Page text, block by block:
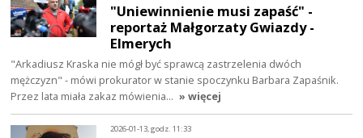
"Uniewinnienie musi zapaść" -
reportaż Małgorzaty Gwiazdy -
Elmerych
"Arkadiusz Kraska nie mógł być sprawcą zastrzelenia dwóch
mężczyzn" - mówi prokurator w stanie spoczynku Barbara Zapaśnik.
Przez lata miała zakaz mówienia… » więcej
2026-01-13, godz. 11:33